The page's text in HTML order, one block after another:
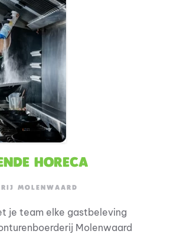
Horeca
MOLENWAARD
je team elke gastbeleving
Molenwaard